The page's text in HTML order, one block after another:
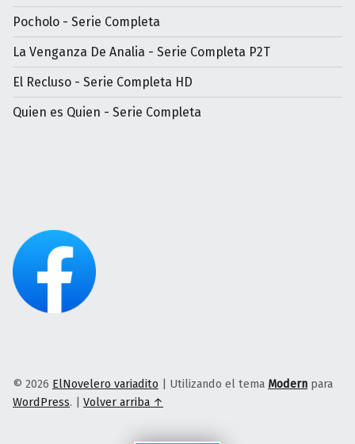
Pocholo - Serie Completa
La Venganza De Analia - Serie Completa P2T
El Recluso - Serie Completa HD
Quien es Quien - Serie Completa
© 2026 ElNovelero variadito | Utilizando el tema Modern para
WordPress. | Volver arriba ↑